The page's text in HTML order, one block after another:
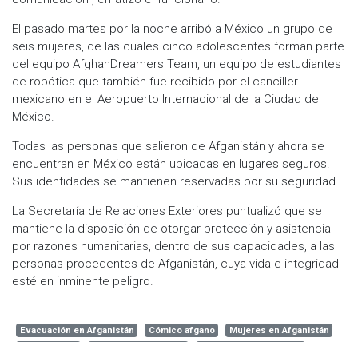
El pasado martes por la noche arribó a México un grupo de
seis mujeres, de las cuales cinco adolescentes forman parte
del equipo AfghanDreamers Team, un equipo de estudiantes
de robótica que también fue recibido por el canciller
mexicano en el Aeropuerto Internacional de la Ciudad de
México.
Todas las personas que salieron de Afganistán y ahora se
encuentran en México están ubicadas en lugares seguros.
Sus identidades se mantienen reservadas por su seguridad.
La Secretaría de Relaciones Exteriores puntualizó que se
mantiene la disposición de otorgar protección y asistencia
por razones humanitarias, dentro de sus capacidades, a las
personas procedentes de Afganistán, cuya vida e integridad
esté en inminente peligro.
Evacuación en Afganistán Cómico afgano
Mujeres en Afganistán